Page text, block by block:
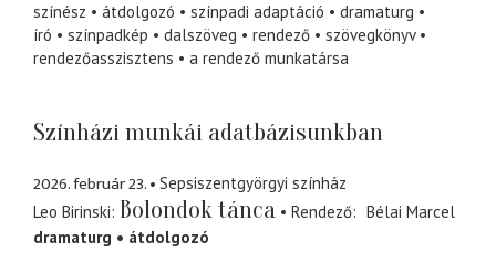
színész átdolgozó színpadi adaptáció
dramaturg
író
színpadkép dalszöveg rendező
szövegkönyv
rendezőasszisztens
a rendező munkatársa
Színházi munkái adatbázisunkban
2026. február 23.
Sepsiszentgyörgyi színház
Leo Birinski Bolondok tánca Rendező
Bélai Marcel
dramaturg
átdolgozó